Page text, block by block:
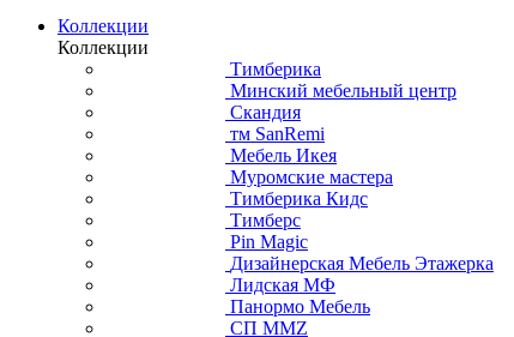
Коллекции
Коллекции
Тимберика
Минский мебельный центр
Скандия
тм SanRemi
Мебель Икея
Муромские мастера
Тимберика Кидс
Тимберс
Pin Magic
Дизайнерская Мебель Этажерка
Лидская МФ
Панормо Мебель
СП ММZ